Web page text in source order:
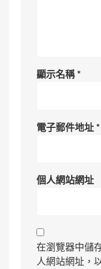
顯示名稱*
電子郵件地址*
個人網站網址
在瀏覽器中儲
人網站網址，